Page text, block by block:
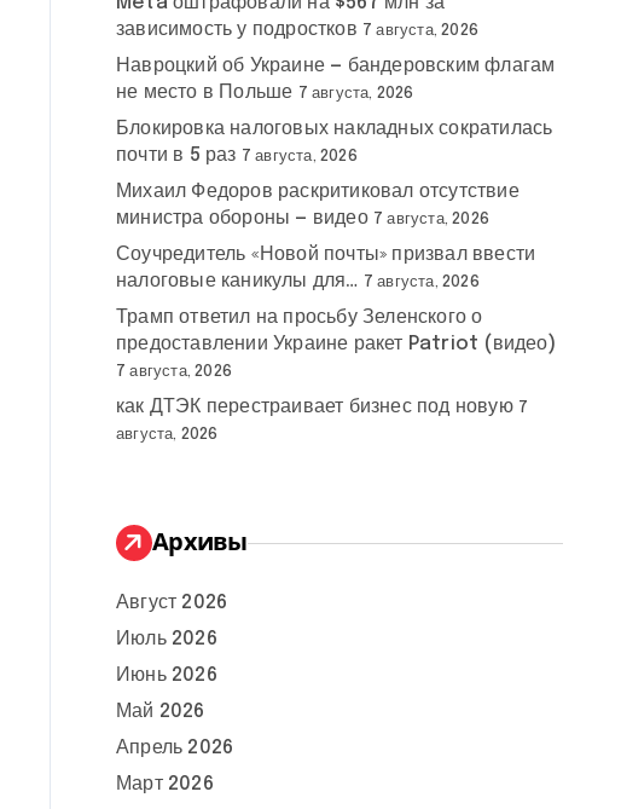
зависимость у подростков 7 августа, 2026
Навроцкий об Украине — бандеровским флагам
не место в Польше 7 августа, 2026
Блокировка налоговых накладных сократилась
почти в 5 раз 7 августа, 2026
Михаил Федоров раскритиковал отсутствие
министра обороны — видео 7 августа, 2026
Соучредитель «Новой почты» призвал ввести
налоговые каникулы для… 7 августа, 2026
Трамп ответил на просьбу Зеленского о
предоставлении Украине ракет Patriot (видео)
7 августа, 2026
как ДТЭК перестраивает бизнес под новую 7
августа, 2026
Архивы
Август 2026
Июль 2026
Июнь 2026
Май 2026
Апрель 2026
Март 2026